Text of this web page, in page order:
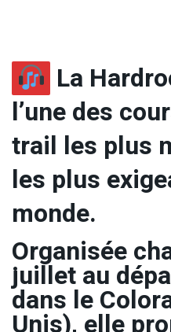
La
l’une des
trail les plus
les plus
monde.
Organisée
juillet au
dans le
Unis), elle